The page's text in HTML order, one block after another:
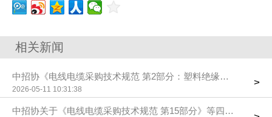
相关新闻
中招协《电线电缆采购技术规范 第2部分：塑料绝缘控制电缆》
2026-05-11 10:31:38
>
中招协关于《电线电缆采购技术规范 第15部分》等四项团标送